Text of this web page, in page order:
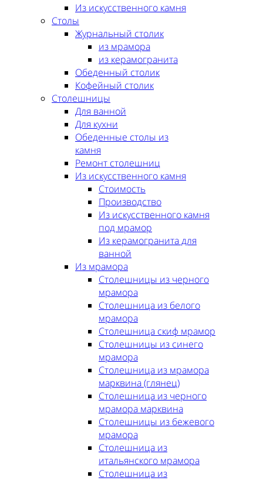
Из искусственного камня
Столы
Журнальный столик
из мрамора
из керамогранита
Обеденный столик
Кофейный столик
Столешницы
Для ванной
Для кухни
Обеденные столы из
камня
Ремонт столешниц
Из искусственного камня
Стоимость
Производство
Из искусственного камня
под мрамор
Из керамогранита для
ванной
Из мрамора
Столешницы из черного
мрамора
Столешница из белого
мрамора
Столешница скиф мрамор
Столешницы из синего
мрамора
Столешница из мрамора
марквина (глянец)
Столешница из черного
мрамора марквина
Столешницы из бежевого
мрамора
Столешница из
итальянского мрамора
Столешница из